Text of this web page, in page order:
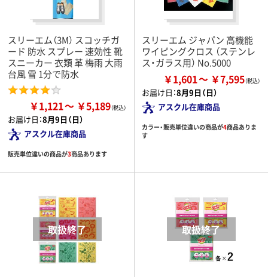
スリーエム（3M） スコッチガ
ード 防水 スプレー 速効性 靴
スニーカー 衣類 革 梅雨 大雨
台風 雪 1分で防水
￥1,121 ￥5,189
お届け日：8月9日（日）
アスクル在庫商品
販売単位違いの商品が3商品あります
スリーエム ジャパン 高機能
ワイピングクロス （ステンレ
ス・ガラス用） No.5000
￥1,601 ￥7,595
お届け日：8月9日（日）
アスクル在庫商品
カラー・販売単位違いの商品が4商品ありま
す